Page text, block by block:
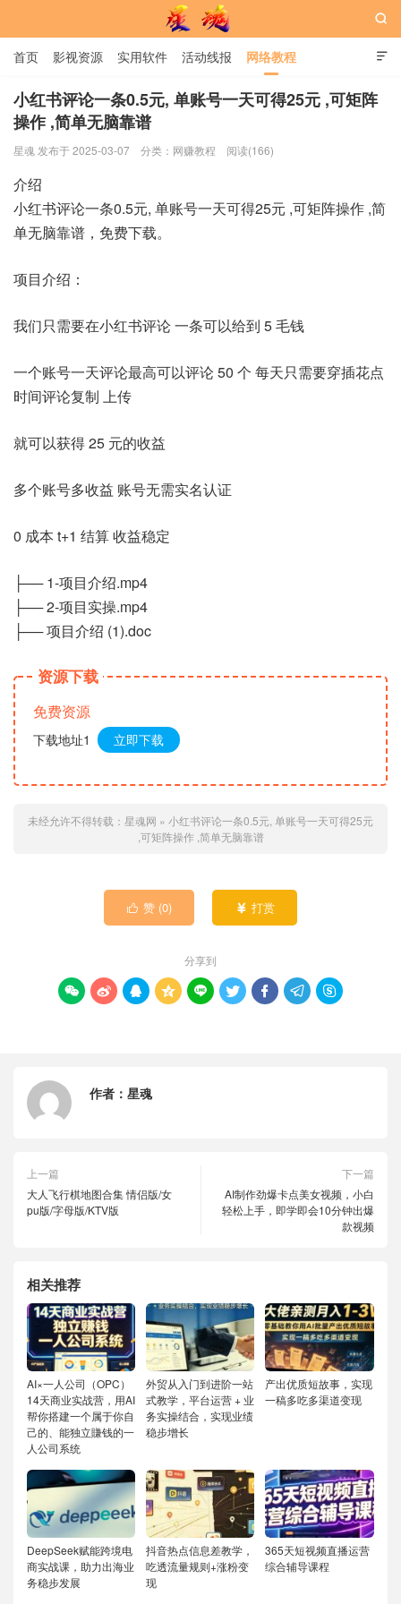
星魂网

首页 影视资源 实用软件 活动线报 网络教程
用户中心 书籍 娱乐

小红书评论一条0.5元, 单账号一天可得25元 ,可矩阵
操作 ,简单无脑靠谱
星魂 发布于 2025-03-07 分类： 网赚教程 阅读(166)
介绍
小红书评论一条0.5元, 单账号一天可得25元 ,可矩阵操作 ,简
单无脑靠谱，免费下载。
项目介绍：
我们只需要在小红书评论 一条可以给到 5 毛钱
一个账号一天评论最高可以评论 50 个 每天只需要穿插花点
时间评论复制 上传
就可以获得 25 元的收益
多个账号多收益 账号无需实名认证
0 成本 t+1 结算 收益稳定
├── 1-项目介绍.mp4
├── 2-项目实操.mp4
├── 项目介绍 (1).doc
资源下载
免费资源
下载地址1 立即下载
未经允许不得转载： 星魂网 » 小红书评论一条0.5元, 单账号一天可得25元
,可矩阵操作 ,简单无脑靠谱
 赞 (0)  打赏
分享到
        
作者： 星魂
上一篇
大人飞行棋地图合集 情侣版/女
pu版/字母版/KTV版
下一篇
AI制作劲爆卡点美女视频，小白
轻松上手，即学即会10分钟出爆
款视频
相关推荐
AI×一人公司（OPC）
14天商业实战营，用AI
帮你搭建一个属于你自
己的、能独立賺钱的一
人公司系统
外贸从入门到进阶一站
式教学，平台运营 + 业
务实操结合，实现业绩
稳步增长
产出优质短故事，实现
一稿多吃多渠道变现
DeepSeek赋能跨境电
商实战课，助力出海业
务稳步发展
抖音热点信息差教学，
吃透流量规则+涨粉变
现
365天短视频直播运营
综合辅导课程